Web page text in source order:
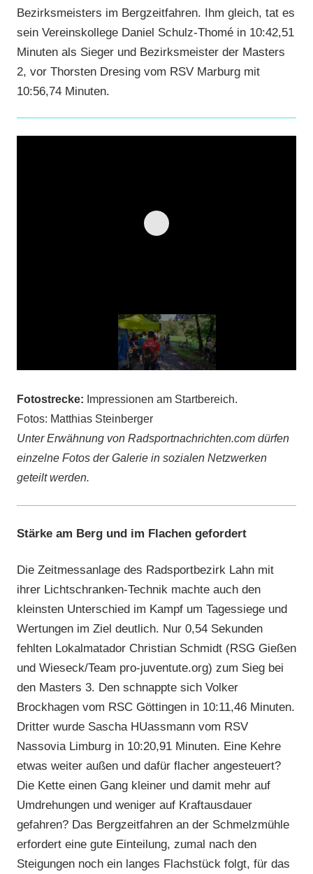
Bezirksmeisters im Bergzeitfahren. Ihm gleich, tat es
sein Vereinskollege Daniel Schulz-Thomé in 10:42,51
Minuten als Sieger und Bezirksmeister der Masters
2, vor Thorsten Dresing vom RSV Marburg mit
10:56,74 Minuten.
Fotostrecke: Impressionen am Startbereich.
Fotos: Matthias Steinberger
Unter Erwähnung von Radsportnachrichten.com dürfen
einzelne Fotos der Galerie in sozialen Netzwerken
geteilt werden.
Stärke am Berg und im Flachen gefordert
Die Zeitmessanlage des Radsportbezirk Lahn mit
ihrer Lichtschranken-Technik machte auch den
kleinsten Unterschied im Kampf um Tagessiege und
Wertungen im Ziel deutlich. Nur 0,54 Sekunden
fehlten Lokalmatador Christian Schmidt (RSG Gießen
und Wieseck/Team pro-juventute.org) zum Sieg bei
den Masters 3. Den schnappte sich Volker
Brockhagen vom RSC Göttingen in 10:11,46 Minuten.
Dritter wurde Sascha HUassmann vom RSV
Nassovia Limburg in 10:20,91 Minuten. Eine Kehre
etwas weiter außen und dafür flacher angesteuert?
Die Kette einen Gang kleiner und damit mehr auf
Umdrehungen und weniger auf Kraftausdauer
gefahren? Das Bergzeitfahren an der Schmelzmühle
erfordert eine gute Einteilung, zumal nach den
Steigungen noch ein langes Flachstück folgt, für das